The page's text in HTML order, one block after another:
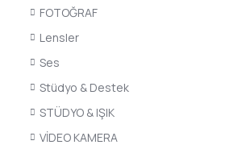
FOTOĞRAF
Lensler
Ses
Stüdyo & Destek
STÜDYO & IŞIK
VİDEO KAMERA